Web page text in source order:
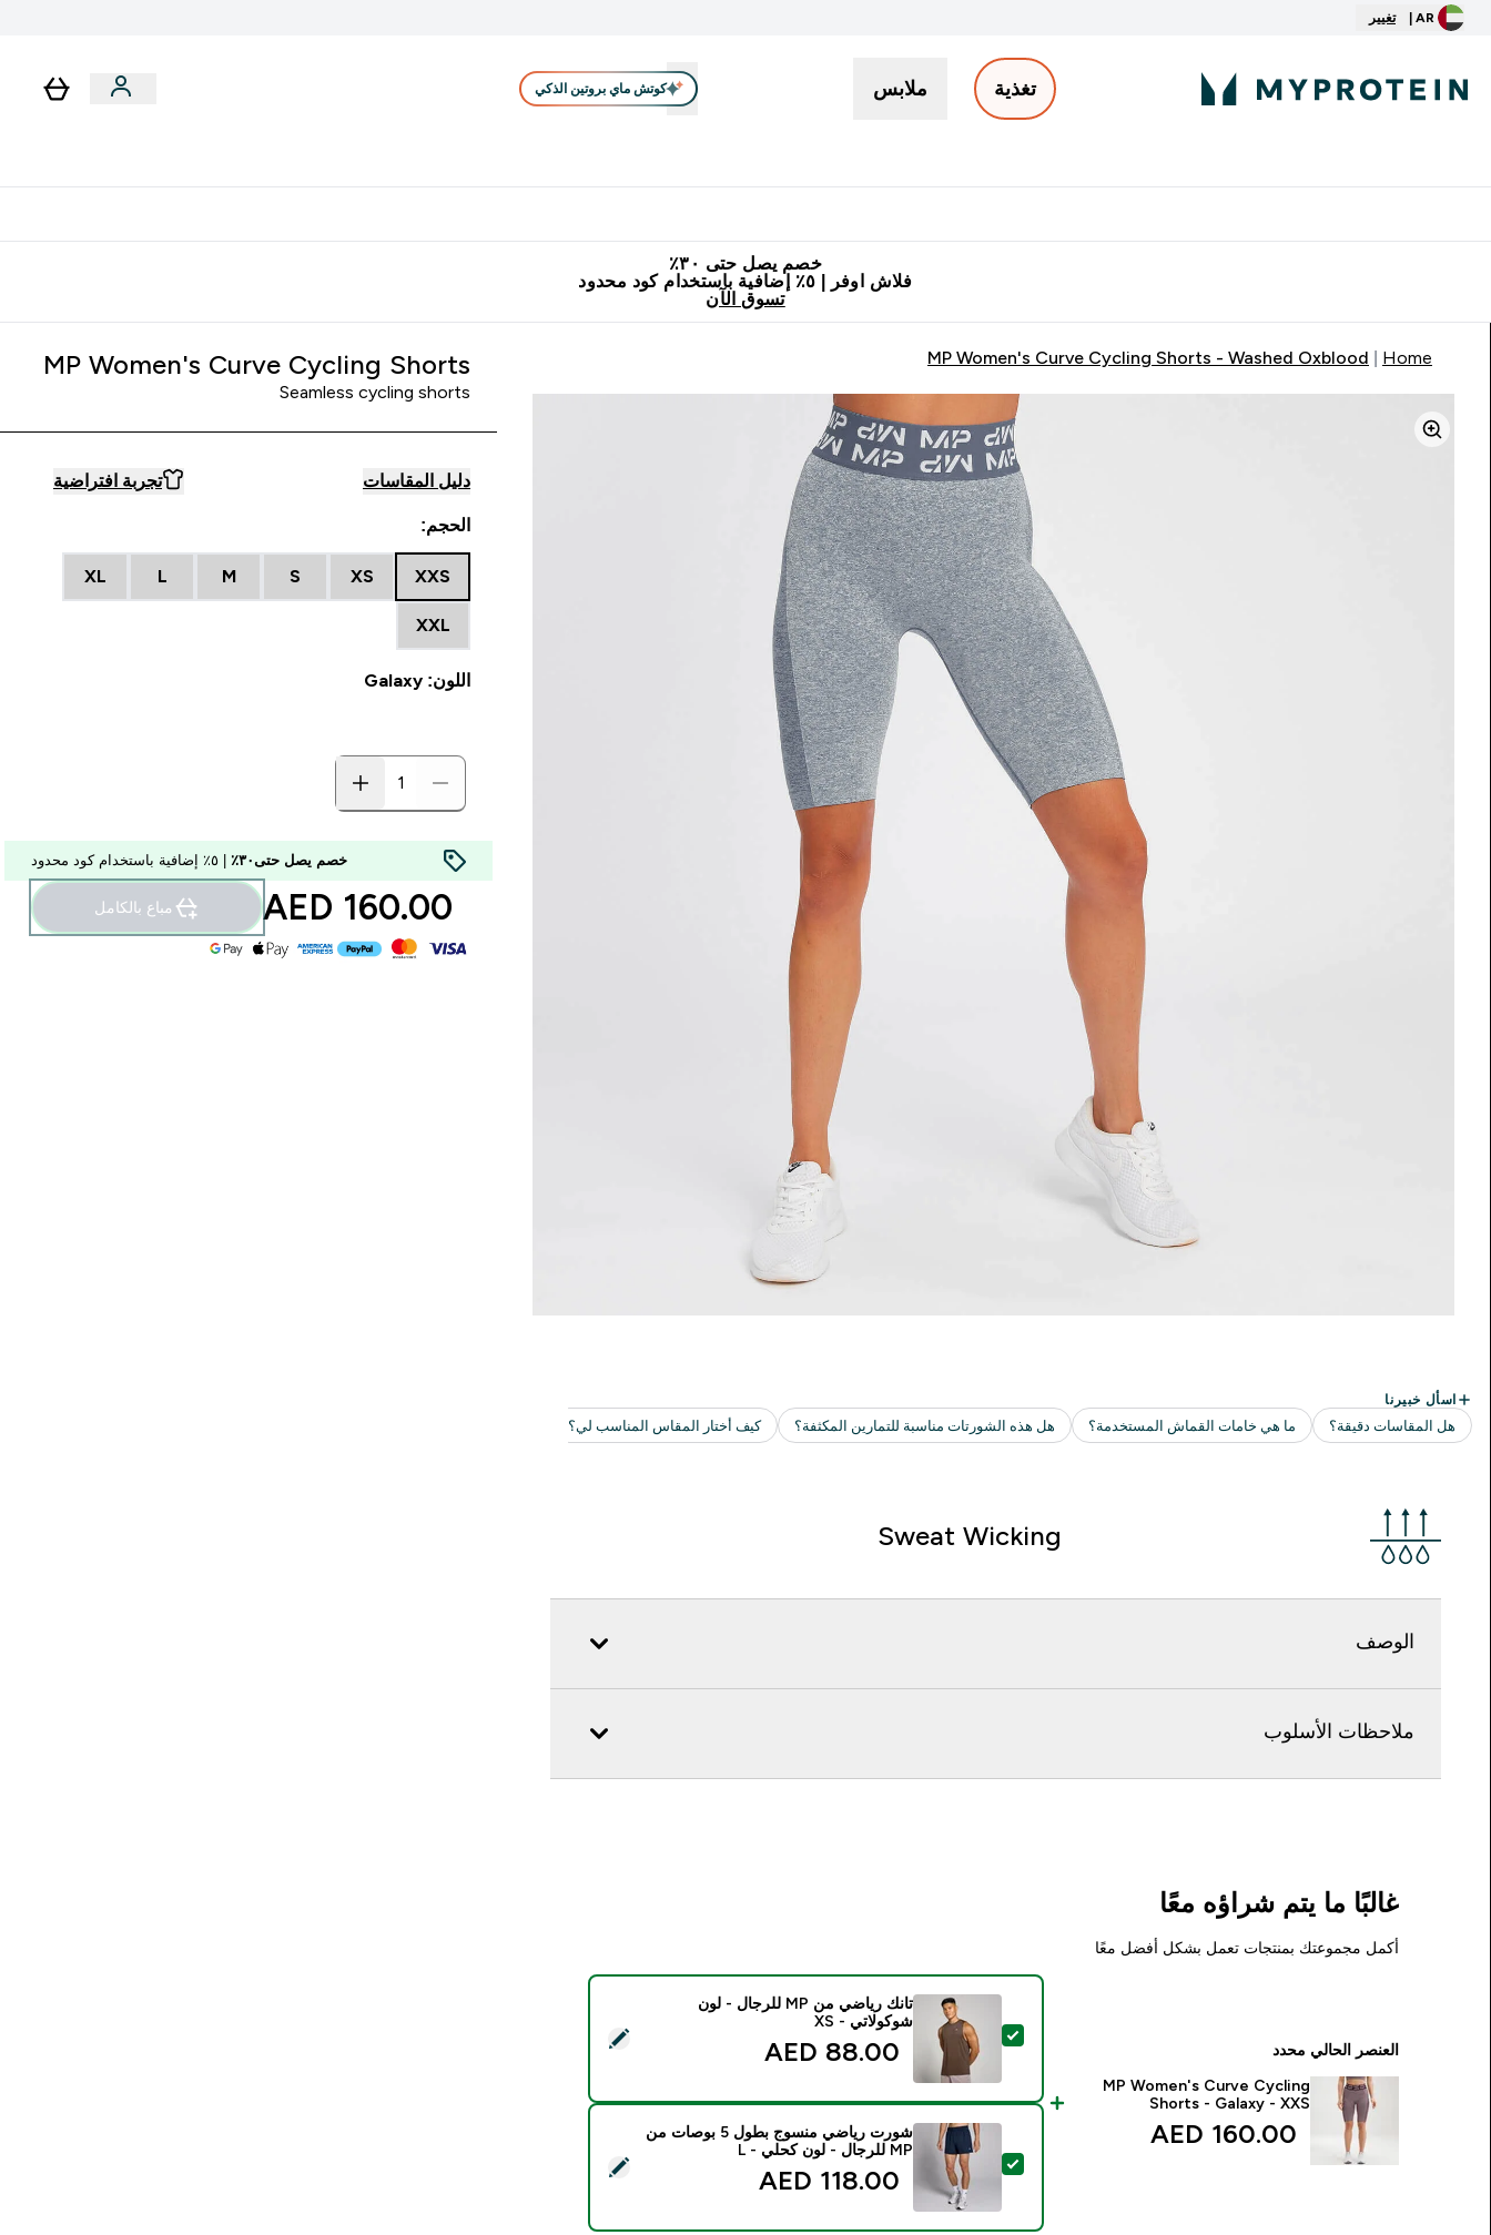
AR | تغيير
تغذية ملابس كوتش ماي بروتين الذكي
خصم يصل حتى ٣٠٪
فلاش اوفر | ٥٪ إضافية باستخدام كود محدود
تسوق الآن
Home
MP Women's Curve Cycling Shorts - Washed Oxblood
Sweat Wicking
الوصف
ملاحظات الأسلوب
غالبًا ما يتم شراؤه معًا
أكمل مجموعتك بمنتجات تعمل بشكل أفضل معًا
العنصر الحالي محدد
MP Women's Curve Cycling
Shorts - Galaxy - XXS
160.00 AED‎
تحديد هذا المنتج - تانك رياضي من MP للرجال - لون شوكولاتي - XS
تانك رياضي من MP للرجال - لون
شوكولاتي - XS
88.00 AED‎
تحديد هذا المنتج - شورت رياضي منسوج بطول 5 بوصات من MP للرجال - لون كحلي - L
شورت رياضي منسوج بطول 5 بوصات من
MP للرجال - لون كحلي - L
118.00 AED‎
MP Women's Curve Cycling Shorts
Seamless cycling shorts
دليل المقاسات تجربة افتراضية
الحجم:
XXS
XS
S
M
L
XL
XXL
اللون: Galaxy
خصم يصل حتى٣٠٪
160.00 AED‎ مباع بالكامل